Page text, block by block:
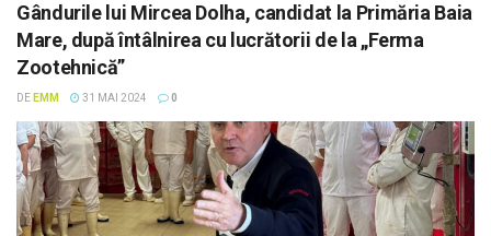
Gândurile lui Mircea Dolha, candidat la Primăria Baia
Mare, după întâlnirea cu lucrătorii de la „Ferma
Zootehnică”
DE EMM 31 MAI 2024 0